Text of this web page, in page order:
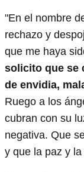
"En el nombre
rechazo y
que me haya
solicito que se
de envidia,
Ruego a los
cubran con su
negativa. Que
y que la paz y